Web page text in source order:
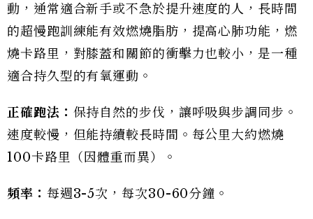
動，通常適合新手或不急於提升速度的人，長時間
的超慢跑訓練能有效燃燒脂肪，提高心肺功能，燃
燒卡路里，對膝蓋和關節的衝擊力也較小，是一種
適合持久型的有氧運動。
正確跑法： 保持自然的步伐，讓呼吸與步調同步。
速度較慢，但能持續較長時間。每公里大約燃燒
100卡路里（因體重而異）。
頻率： 每週3-5次，每次30-60分鐘。